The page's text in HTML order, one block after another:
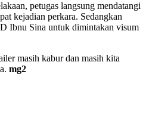
petugas langsung mendatangi
kejadian perkara. Sedangkan
Ibnu Sina untuk dimintakan visum
masih kabur dan masih kita
mg2